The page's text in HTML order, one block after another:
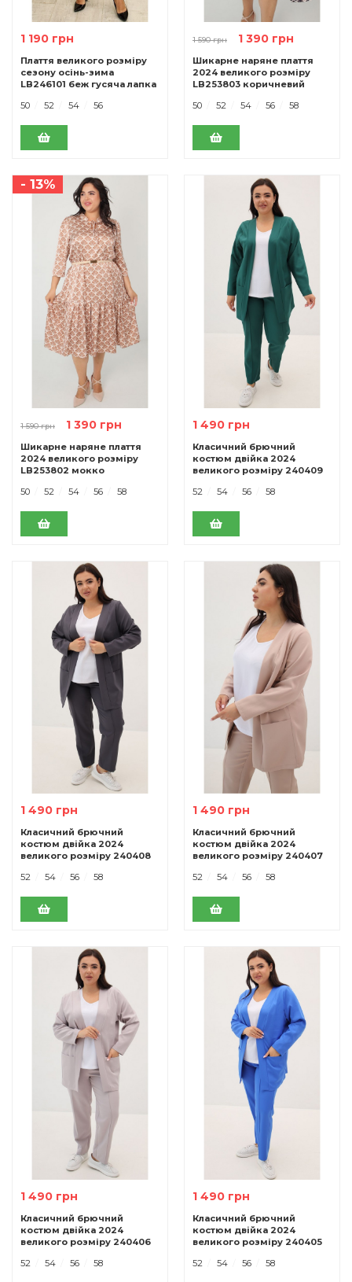
1 190 грн
Плаття великого розміру
сезону осінь-зима
LB246101 беж гусяча лапка
50
52 54 56
1 590 грн 1 390 грн
Шикарне наряне плаття
2024 великого розміру
LB253803 коричневий
50
52 54 56 58
- 13%
1 590 грн 1 390 грн
Шикарне наряне плаття
2024 великого розміру
LB253802 мокко
50
52 54 56 58
1 490 грн
Класичний брючний
костюм двiйка 2024
великого розміру 240409
52
54 56 58
1 490 грн
Класичний брючний
костюм двiйка 2024
великого розміру 240408
52
54 56 58
1 490 грн
Класичний брючний
костюм двiйка 2024
великого розміру 240407
52
54 56 58
1 490 грн
Класичний брючний
костюм двiйка 2024
великого розміру 240406
52
54 56 58
1 490 грн
Класичний брючний
костюм двiйка 2024
великого розміру 240405
52
54 56 58